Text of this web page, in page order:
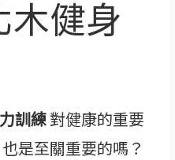
木健身
訓練對健康的重要
也是至關重要的嗎？